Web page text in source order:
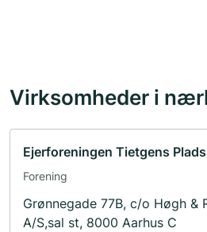
Virksomheder i
Ejerforeningen Tietgens Plads
Forening
Grønnegade 77B, c/o Høgh &
A/S,sal st, 8000 Aarhus C